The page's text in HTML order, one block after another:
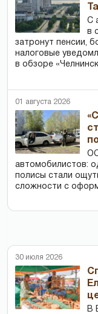
С
в
затронут пенсии,
налоговые
в обзоре
01 августа 2026
автомобилистов:
полисы стали
сложности с
30 июля 2026
В